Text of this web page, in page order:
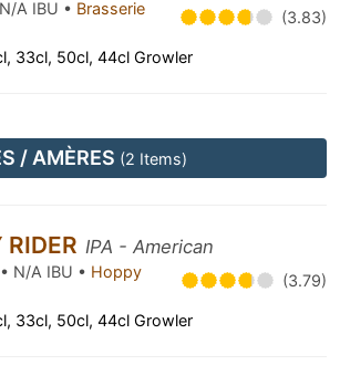
A IBU • Brasserie
(3.83)
33cl, 50cl, 44cl Growler
/ AMÈRES (2 Items)
IPA - American
N/A IBU • Hoppy
(3.79)
33cl, 50cl, 44cl Growler